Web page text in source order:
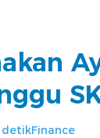
detikFinance